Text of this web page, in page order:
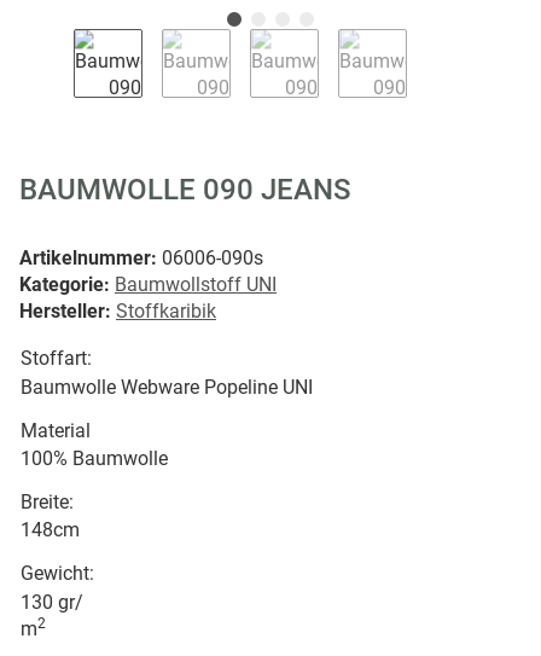
BAUMWOLLE 090 JEANS
Artikelnummer: 06006-090s
Kategorie: Baumwollstoff UNI
Hersteller: Stoffkaribik
Stoffart:
Baumwolle Webware Popeline UNI
Material
100% Baumwolle
Breite:
148cm
Gewicht:
130 gr/
m2